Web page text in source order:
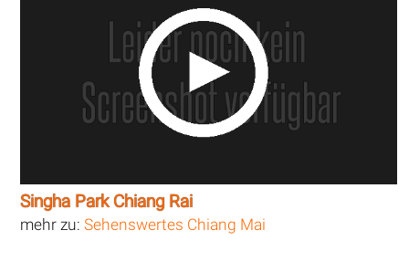
Singha Park Chiang Rai
mehr zu:Sehenswertes Chiang Mai